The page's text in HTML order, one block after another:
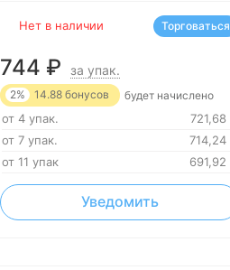
Нет в наличии
744 ₽ за упак.
2% 14.88 бонусов будет начислено
от 4 упак. 721,68
от 7 упак.
714,24
от 11 упак
691,92
Уведомить
Торговаться